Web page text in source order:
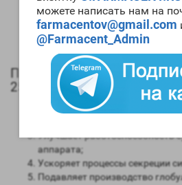
можете написать нам на
farmacentov@gmail.com
@Farmacent_Admin
Длительность воздействия на
часов;
Время обнаружения следов
помощью допинг теста – до
Положительные качества
25 40tab Lyka
Мощный прирост мускульной
Улучшает работоспособность
аппарата;
Ускоряет процессы секреции
Подавляет производство